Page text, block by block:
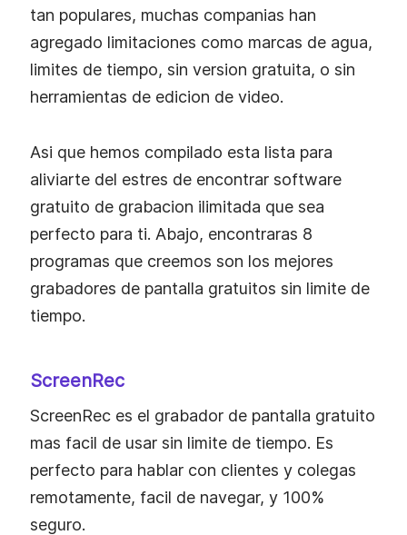
tan populares, muchas companias han
agregado limitaciones como marcas de agua,
limites de tiempo, sin version gratuita, o sin
herramientas de edicion de video.
Asi que hemos compilado esta lista para
aliviarte del estres de encontrar software
gratuito de grabacion ilimitada que sea
perfecto para ti. Abajo, encontraras 8
programas que creemos son los mejores
grabadores de pantalla gratuitos sin limite de
tiempo.
ScreenRec
ScreenRec es el grabador de pantalla gratuito
mas facil de usar sin limite de tiempo. Es
perfecto para hablar con clientes y colegas
remotamente, facil de navegar, y 100%
seguro.